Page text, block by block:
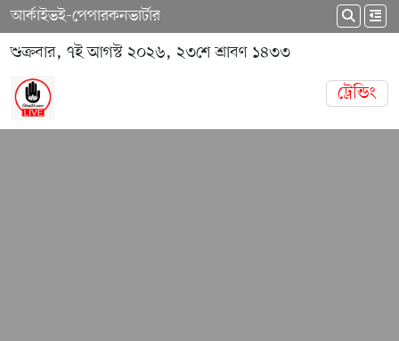
আর্কাইভই-পেপারকনভার্টার
শুক্রবার, ৭ই আগস্ট ২০২৬, ২৩শে শ্রাবণ ১৪৩৩
ট্রেন্ডিং